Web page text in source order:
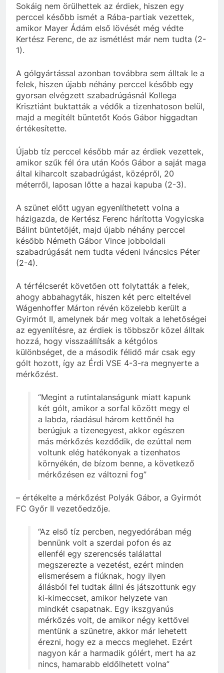
Sokáig nem örülhettek az érdiek, hiszen egy
perccel később ismét a Rába-partiak vezettek,
amikor Mayer Ádám első lövését még védte
Kertész Ferenc, de az ismétlést már nem tudta (2-
1).
A gólgyártással azonban továbbra sem álltak le a
felek, hiszen újabb néhány perccel később egy
gyorsan elvégzett szabadrúgásnál Kollega
Krisztiánt buktatták a védők a tizenhatoson belül,
majd a megítélt büntetőt Koós Gábor higgadtan
értékesítette.
Újabb tíz perccel később már az érdiek vezettek,
amikor szűk fél óra után Koós Gábor a saját maga
által kiharcolt szabadrúgást, középről, 20
méterről, laposan lőtte a hazai kapuba (2-3).
A szünet előtt ugyan egyenlíthetett volna a
házigazda, de Kertész Ferenc hárította Vogyicska
Bálint büntetőjét, majd újabb néhány perccel
később Németh Gábor Vince jobboldali
szabadrúgását nem tudta védeni Iváncsics Péter
(2-4).
A térfélcserét követően ott folytatták a felek,
ahogy abbahagyták, hiszen két perc elteltével
Wágenhoffer Márton révén közelebb került a
Gyirmót II, amelynek bár meg voltak a lehetőségei
az egyenlítésre, az érdiek is többször közel álltak
hozzá, hogy visszaállítsák a kétgólos
különbséget, de a második félidő már csak egy
gólt hozott, így az Érdi VSE 4-3-ra megnyerte a
mérkőzést.
“Megint a rutintalanságunk miatt kapunk
két gólt, amikor a sorfal között megy el
a labda, ráadásul három kettőnél ha
berúgjuk a tizenegyest, akkor egészen
más mérkőzés kezdődik, de ezúttal nem
voltunk elég hatékonyak a tizenhatos
környékén, de bízom benne, a következő
mérkőzésen ez változni fog”
– értékelte a mérkőzést Polyák Gábor, a Gyirmót
FC Győr II vezetőedzője.
“Az első tíz percben, negyedórában még
bennünk volt a szerdai pofon és az
ellenfél egy szerencsés találattal
megszerezte a vezetést, ezért minden
elismerésem a fiúknak, hogy ilyen
állásból fel tudtak állni és játszottunk egy
ki-kimeccset, amikor helyzete van
mindkét csapatnak. Egy ikszgyanús
mérkőzés volt, de amikor négy kettővel
mentünk a szünetre, akkor már lehetett
érezni, hogy ez a meccs meglehet. Ezért
nagyon kár a harmadik gólért, mert ha az
nincs, hamarabb eldőlhetett volna”